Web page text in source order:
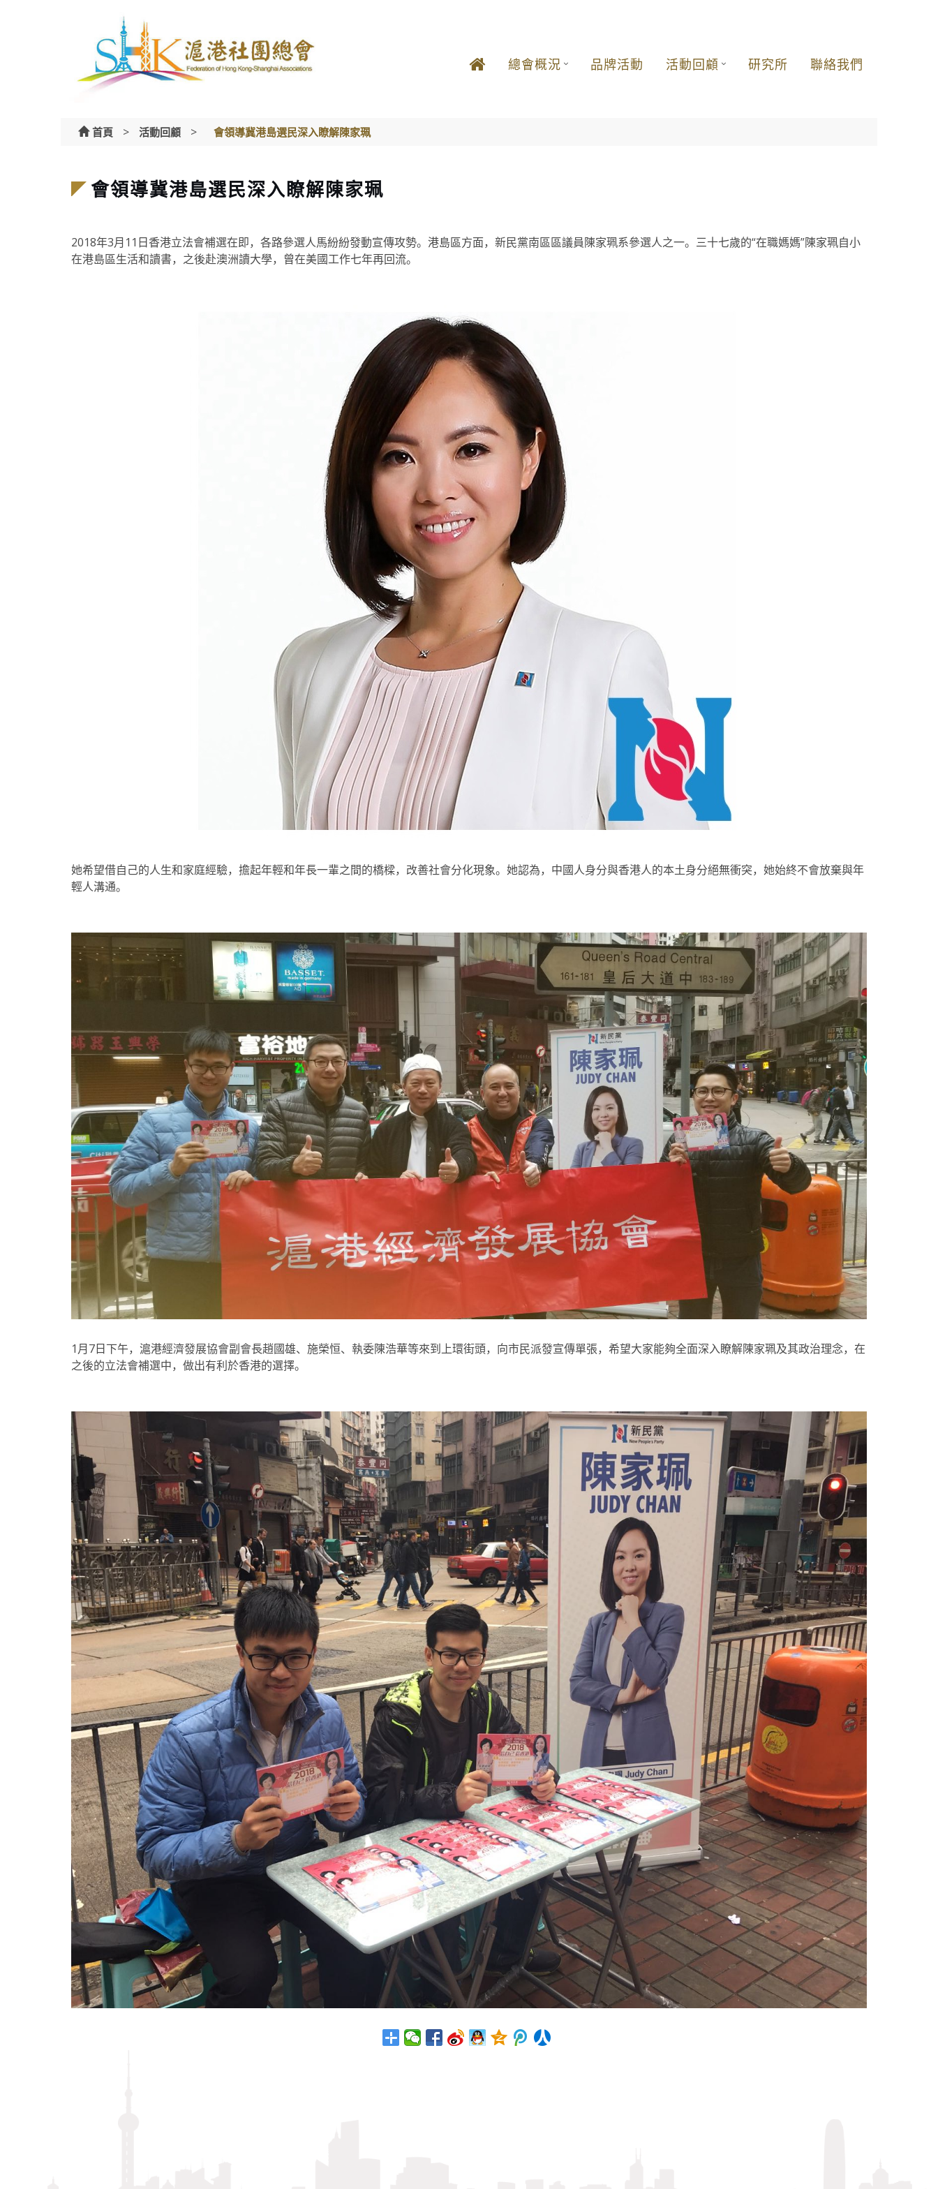
總會概況 品牌活動 活動回顧 研究所 聯絡我們
首頁 > 活動回顧 > 會領導冀港島選民深入瞭解陳家珮
會領導冀港島選民深入瞭解陳家珮
2018年3月11日香港立法會補選在即，各路參選人馬紛紛發動宣傳攻勢。港島區方面，新民黨南區區議員陳家珮系參選人之一。三十七歲的“在職媽媽”陳家珮自小
在港島區生活和讀書，之後赴澳洲讀大學，曾在美國工作七年再回流。
她希望借自己的人生和家庭經驗，擔起年輕和年長一輩之間的橋樑，改善社會分化現象。她認為，中國人身分與香港人的本土身分絕無衝突，她始終不會放棄與年
輕人溝通。
1月7日下午，滬港經濟發展協會副會長趙國雄、施榮恒、執委陳浩華等來到上環街頭，向市民派發宣傳單張，希望大家能夠全面深入瞭解陳家珮及其政治理念，在
之後的立法會補選中，做出有利於香港的選擇。